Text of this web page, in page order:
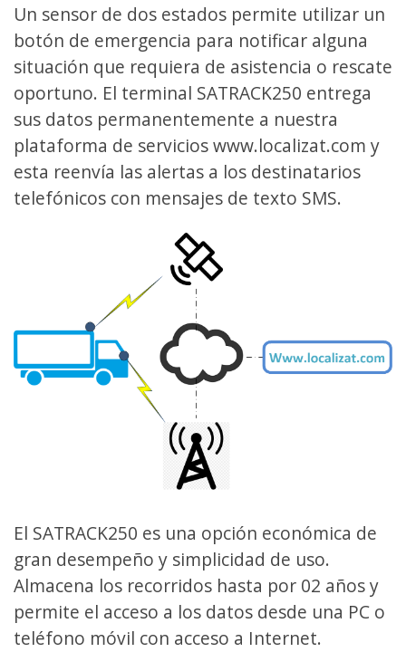
Un sensor de dos estados permite utilizar un
botón de emergencia para notificar alguna
situación que requiera de asistencia o rescate
oportuno. El terminal SATRACK250 entrega
sus datos permanentemente a nuestra
plataforma de servicios www.localizat.com y
esta reenvía las alertas a los destinatarios
telefónicos con mensajes de texto SMS.
El SATRACK250 es una opción económica de
gran desempeño y simplicidad de uso.
Almacena los recorridos hasta por 02 años y
permite el acceso a los datos desde una PC o
teléfono móvil con acceso a Internet.